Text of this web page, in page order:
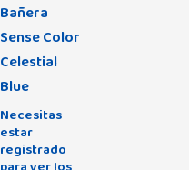
Bañera
Sense Color
Celestial
Blue
Necesitas
estar
registrado